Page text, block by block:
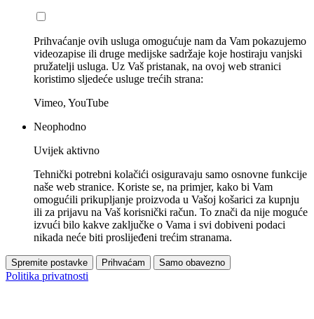
Prihvaćanje ovih usluga omogućuje nam da Vam pokazujemo
videozapise ili druge medijske sadržaje koje hostiraju vanjski
pružatelji usluga. Uz Vaš pristanak, na ovoj web stranici
koristimo sljedeće usluge trećih strana:
Vimeo, YouTube
Neophodno
Uvijek aktivno
Tehnički potrebni kolačići osiguravaju samo osnovne funkcije
naše web stranice. Koriste se, na primjer, kako bi Vam
omogućili prikupljanje proizvoda u Vašoj košarici za kupnju
ili za prijavu na Vaš korisnički račun. To znači da nije moguće
izvući bilo kakve zaključke o Vama i svi dobiveni podaci
nikada neće biti proslijeđeni trećim stranama.
Spremite postavke Prihvaćam Samo obavezno
Politika privatnosti